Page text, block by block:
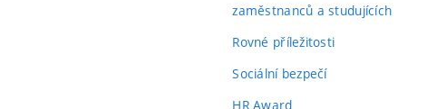
zaměstnanců a studujících
Rovné příležitosti
Sociální bezpečí
HR Award